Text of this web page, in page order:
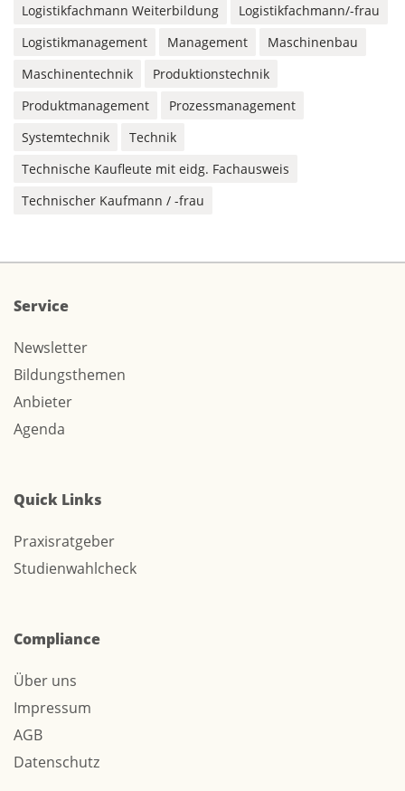
Logistikfachmann Weiterbildung
Logistikfachmann/-frau
Logistikmanagement
Management
Maschinenbau
Maschinentechnik
Produktionstechnik
Produktmanagement
Prozessmanagement
Systemtechnik
Technik
Technische Kaufleute mit eidg. Fachausweis
Technischer Kaufmann / -frau
Service
Newsletter
Bildungsthemen
Anbieter
Agenda
Quick Links
Praxisratgeber
Studienwahlcheck
Compliance
Über uns
Impressum
AGB
Datenschutz